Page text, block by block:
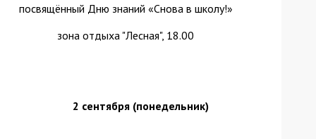
посвящённый Дню знаний «Снова в школу!»
зона отдыха "Лесная", 18.00
2 сентября (понедельник)